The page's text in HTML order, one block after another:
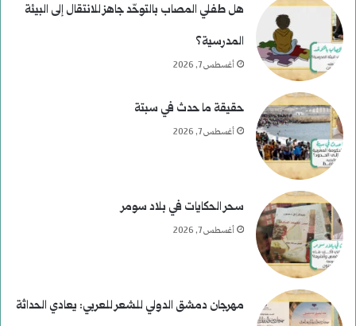
هل طفلي المصاب بالتوحّد جاهز للانتقال إلى البيئة
المدرسية؟
أغسطس 7, 2026
حقيقة ما حدث في سبتة
أغسطس 7, 2026
سحر الحكايات في بلاد سومر
أغسطس 7, 2026
مهرجان دمشق الدولي للشعر للعربي: يعادي الحداثة